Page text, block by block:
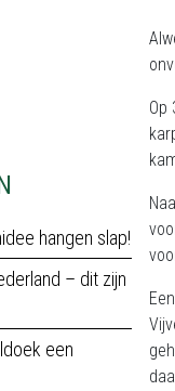
hangen slap!
– dit zijn
een
Op